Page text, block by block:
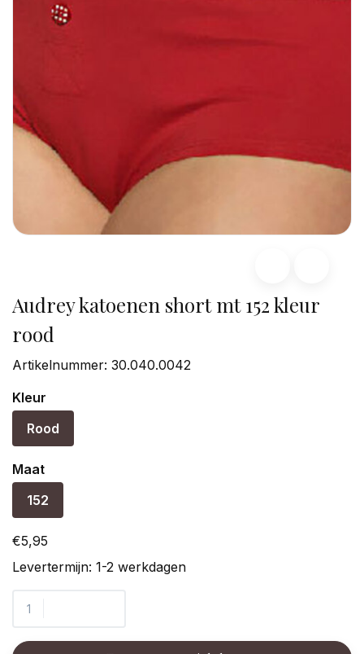
Audrey katoenen short mt 152 kleur
rood
Artikelnummer: 30.040.0042
Kleur
Rood
Maat
152
€5,95
Levertermijn: 1-2 werkdagen